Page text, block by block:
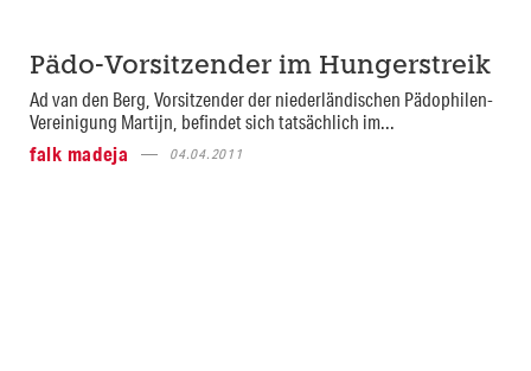
Pädo-Vorsitzender im Hungerstreik
Ad van den Berg, Vorsitzender der niederländischen Pädophilen-
Vereinigung Martijn, befindet sich tatsächlich im...
falk madeja
04.04.2011